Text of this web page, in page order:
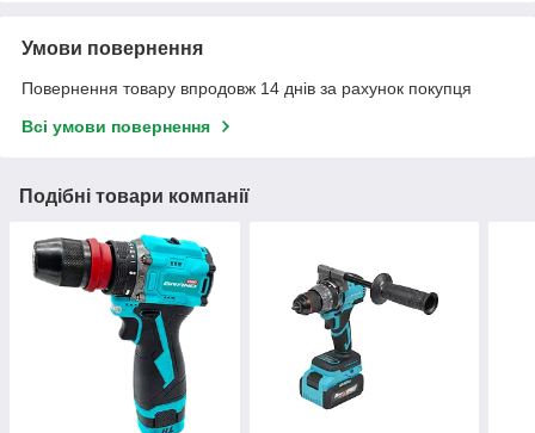
Умови повернення
Повернення товару впродовж 14 днів за рахунок покупця
Всі умови повернення
Подібні товари компанії